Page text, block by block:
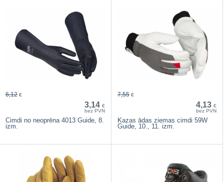
3,14 €
bez PVN
6,12 €
Cimdi no neoprēna 4013 Guide, 8.
izm.
4,13 €
bez PVN
7,55 €
Kazas ādas ziemas cimdi 59W
Guide, 10., 11. izm.